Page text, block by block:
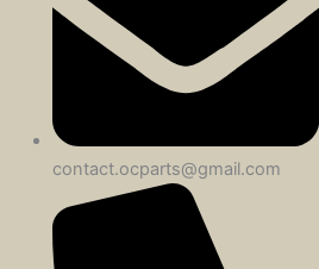
contact.ocparts@gmail.com